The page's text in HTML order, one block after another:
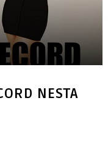
NESTA